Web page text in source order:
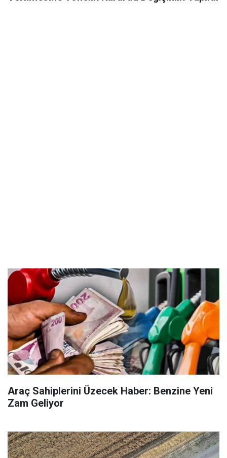
Araç Sahiplerini Üzecek Haber: Benzine Yeni
Zam Geliyor